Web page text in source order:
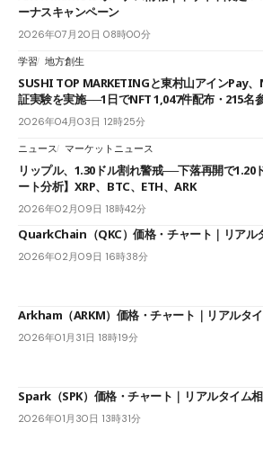
ーナスキャンペーン
2026年07月20日 08時00分
学習 地方創生
SUSHI TOP MARKETINGと東村山アインPay
証実験を実施──1日でNFT 1,047件配布・215名
2026年04月03日 12時25分
ニュース マーケットニュース
リップル、1.30ドル割れ警戒──下落再開で1.20
ート分析】XRP、BTC、ETH、ARK
2026年02月09日 18時42分
QuarkChain（QKC）価格・チャート｜リアル
2026年02月09日 16時38分
Arkham（ARKM）価格・チャート｜リアルタイ
2026年01月31日 18時19分
Spark（SPK）価格・チャート｜リアルタイム
2026年01月30日 13時31分